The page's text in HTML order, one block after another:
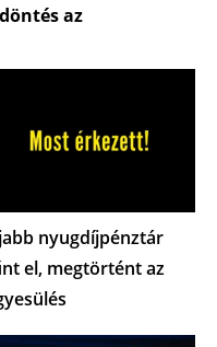
az
nyugdíjpénztár
el, megtörtént az